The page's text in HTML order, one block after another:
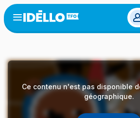
Aller
au
contenu
Open
menu
Ce contenu n'est pas disponible
géographique.